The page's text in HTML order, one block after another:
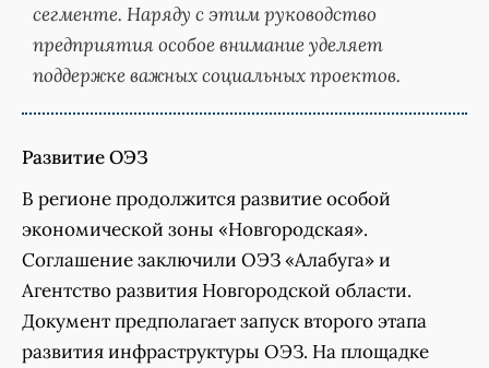
сегменте. Наряду с этим руководство
предприятия особое внимание уделяет
поддержке важных социальных проектов.
Развитие ОЭЗ
В регионе продолжится развитие особой
экономической зоны «Новгородская».
Соглашение заключили ОЭЗ «Алабуга» и
Агентство развития Новгородской области.
Документ предполагает запуск второго этапа
развития инфраструктуры ОЭЗ. На площадке